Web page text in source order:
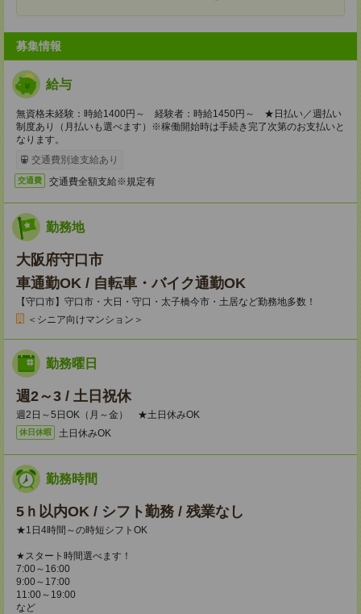
募集情報
給与
無資格未経験：時給1400円～ 経験者：時給1450円～ ★日払い／週払い
制度あり（月払いも選べます）※稼働開始時は手続き完了次第のお支払いと
なります。
交通費別途支給あり
交通費 交通費全額支給※規定有
勤務地
大阪府守口市
車通勤OK / 自転車・バイク通勤OK
【守口市】守口市・大日・守口・太子橋今市・土居など勤務地多数！
＜シニア向けマンション＞
勤務曜日
週2～3 / 土日祝休
週2日～5日OK（月～金） ★土日休みOK
休日休暇 土日休みOK
勤務時間
5ｈ以内OK / シフト勤務 / 残業なし
★1日4時間～の時短シフトOK
★スタート時間選べます！
7:00～16:00
9:00～17:00
11:00～19:00
など